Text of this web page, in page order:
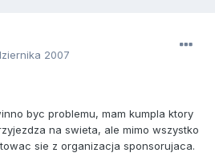
2007
byc problemu, mam kumpla ktory
na swieta, ale mimo wszystko
sie z organizacja sponsorujaca.